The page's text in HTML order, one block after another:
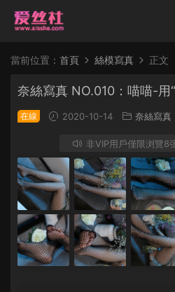
當前位置： 首頁 絲模寫真 正文
奈絲寫真 NO.010：喵喵-用
在線 2020-10-14 奈絲寫真
非VIP用戶僅限浏覽8